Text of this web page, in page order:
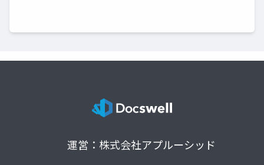
運営：株式会社アプルーシッド